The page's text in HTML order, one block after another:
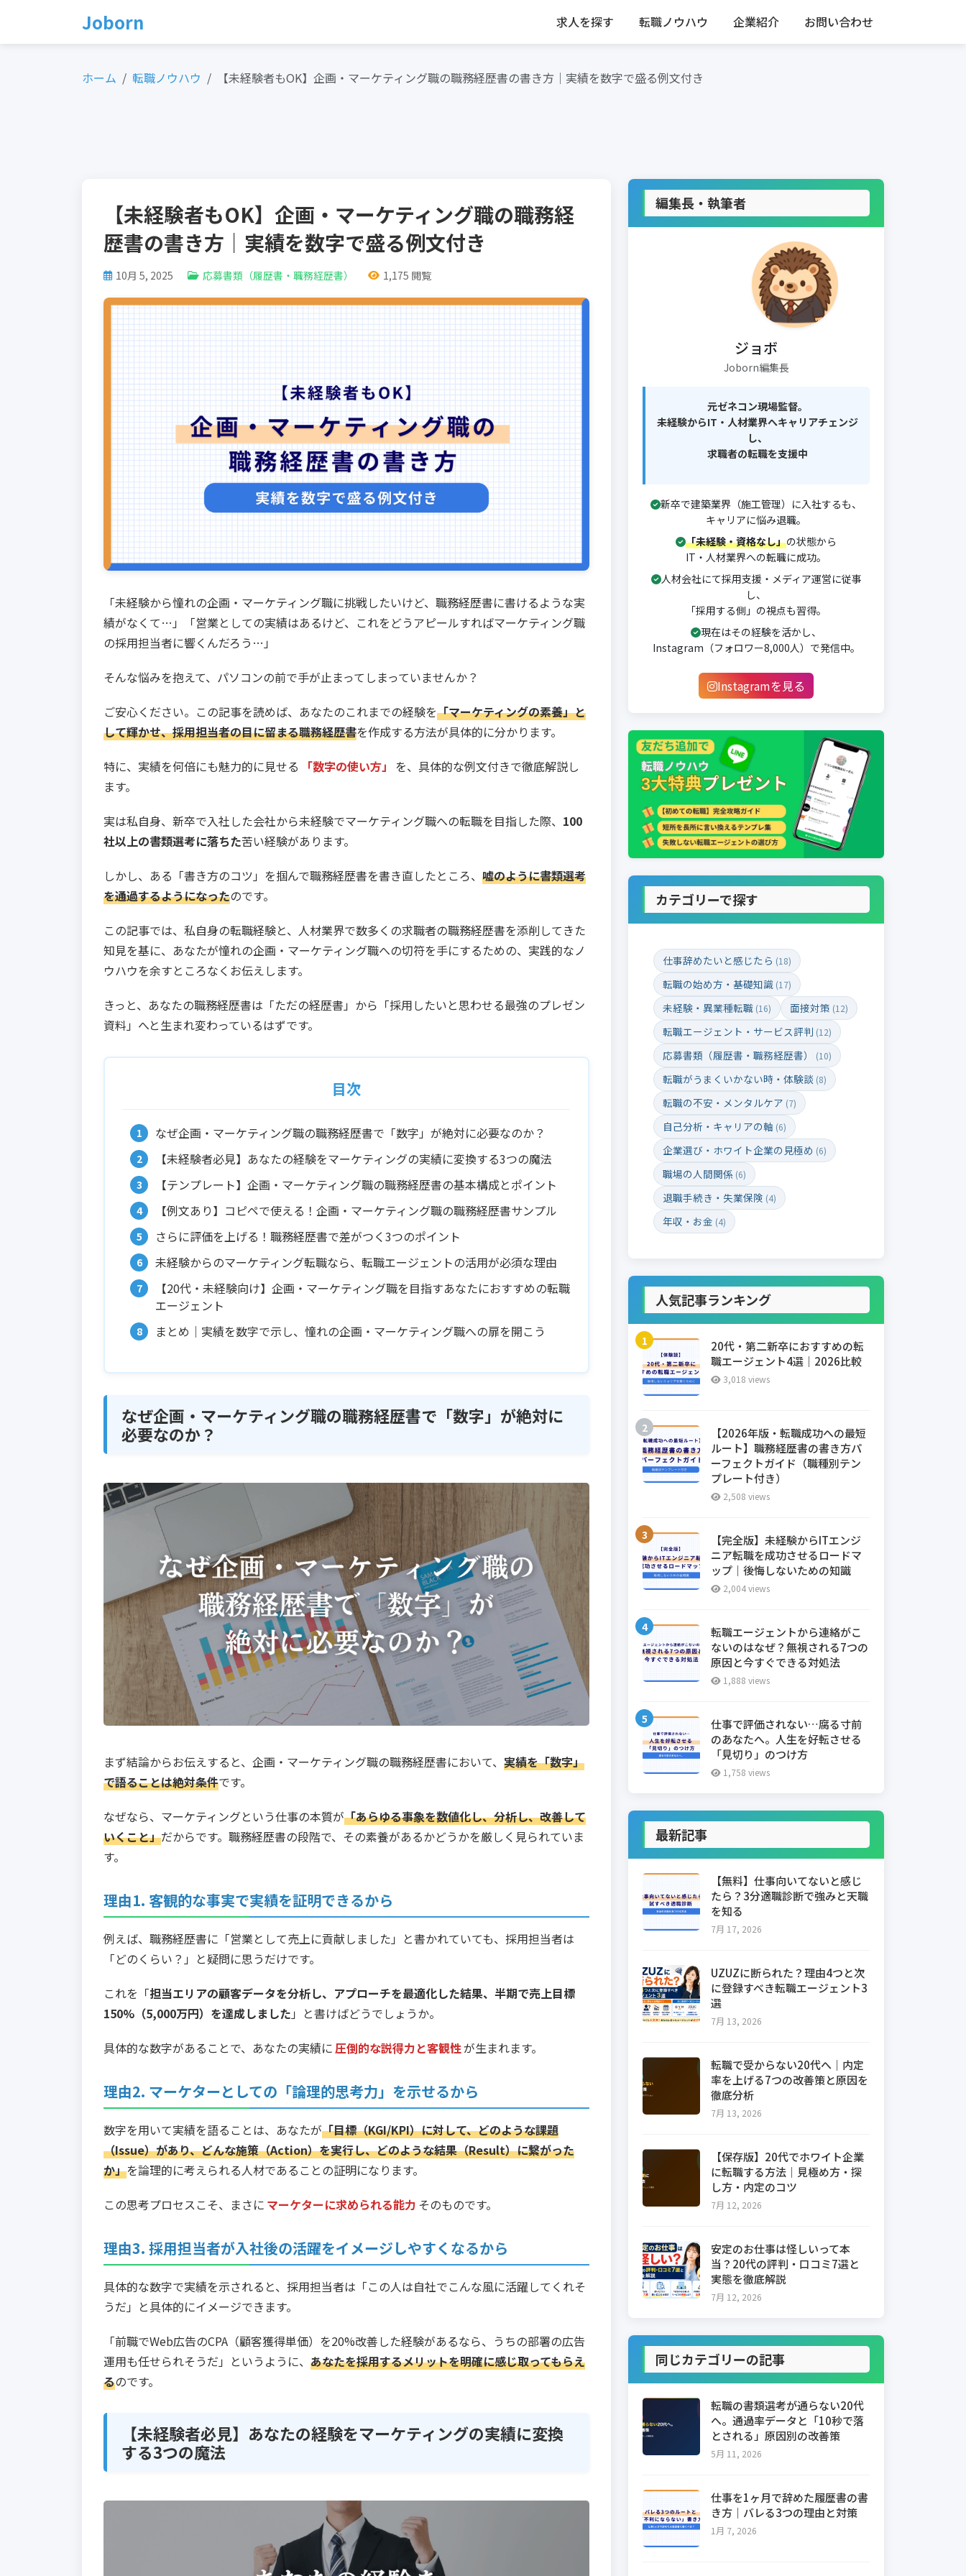
content
Joborn 求人を探す 転職ノウハウ 企業紹介 お問い合わせ
ホーム 転職ノウハウ 【未経験者もOK】企画・マーケティング職の職務経歴書の書き方｜実績を数字で盛る例文付き
【未経験者もOK】企画・マーケティング職の職務経
歴書の書き方｜実績を数字で盛る例文付き
10月 5, 2025 応募書類（履歴書・職務経歴書） 1,175 閲覧
「未経験から憧れの企画・マーケティング職に挑戦したいけど、職務経歴書に書けるような実
績がなくて…」「営業としての実績はあるけど、これをどうアピールすればマーケティング職
の採用担当者に響くんだろう…」
そんな悩みを抱えて、パソコンの前で手が止まってしまっていませんか？
ご安心ください。この記事を読めば、あなたのこれまでの経験を「マーケティングの素養」と
して輝かせ、採用担当者の目に留まる職務経歴書を作成する方法が具体的に分かります。
特に、実績を何倍にも魅力的に見せる
「数字の使い方」 を、具体的な例文付きで徹底解説し
ます。
実は私自身、新卒で入社した会社から未経験でマーケティング職への転職を目指した際、 100
社以上の書類選考に落ちた苦い経験があります。
しかし、ある「書き方のコツ」を掴んで職務経歴書を書き直したところ、 嘘のように書類選考
を通過するようになったのです。
この記事では、私自身の転職経験と、人材業界で数多くの求職者の職務経歴書を添削してきた
知見を基に、あなたが憧れの企画・マーケティング職への切符を手にするための、実践的なノ
ウハウを余すところなくお伝えします。
きっと、あなたの職務経歴書は「ただの経歴書」から「採用したいと思わせる最強のプレゼン
資料」へと生まれ変わっているはずです。
目次
なぜ企画・マーケティング職の職務経歴書で「数字」が絶対に必要なのか？
【未経験者必見】あなたの経験をマーケティングの実績に変換する3つの魔法
【テンプレート】企画・マーケティング職の職務経歴書の基本構成とポイント
【例文あり】コピペで使える！企画・マーケティング職の職務経歴書サンプル
さらに評価を上げる！職務経歴書で差がつく3つのポイント
未経験からのマーケティング転職なら、転職エージェントの活用が必須な理由
【20代・未経験向け】企画・マーケティング職を目指すあなたにおすすめの転職
エージェント
まとめ｜実績を数字で示し、憧れの企画・マーケティング職への扉を開こう
なぜ企画・マーケティング職の職務経歴書で「数字」が絶対に
必要なのか？
まず結論からお伝えすると、企画・マーケティング職の職務経歴書において、 実績を「数字」
で語ることは絶対条件です。
なぜなら、マーケティングという仕事の本質が「あらゆる事象を数値化し、分析し、改善して
いくこと」だからです。職務経歴書の段階で、その素養があるかどうかを厳しく見られていま
す。
理由1. 客観的な事実で実績を証明できるから
例えば、職務経歴書に「営業として売上に貢献しました」と書かれていても、採用担当者は
「どのくらい？」と疑問に思うだけです。
これを「担当エリアの顧客データを分析し、アプローチを最適化した結果、半期で売上目標
150%（5,000万円）を達成しました 」と書けばどうでしょうか。
具体的な数字があることで、あなたの実績に圧倒的な説得力と客観性が生まれます。
理由2. マーケターとしての「論理的思考力」を示せるから
数字を用いて実績を語ることは、あなたが「目標（KGI/KPI）に対して、どのような課題
（Issue）があり、どんな施策（Action）を実行し、どのような結果（Result）に繋がった
か」を論理的に考えられる人材であることの証明になります。
この思考プロセスこそ、まさに マーケターに求められる能力 そのものです。
理由3. 採用担当者が入社後の活躍をイメージしやすくなるから
具体的な数字で実績を示されると、採用担当者は「この人は自社でこんな風に活躍してくれそ
うだ」と具体的にイメージできます。
「前職でWeb広告のCPA（顧客獲得単価）を20%改善した経験があるなら、うちの部署の広告
運用も任せられそうだ」というように、 あなたを採用するメリットを明確に感じ取ってもらえ
るのです。
【未経験者必見】あなたの経験をマーケティングの実績に変換
する3つの魔法
編集長・執筆者
ジョボ
Joborn編集長
元ゼネコン現場監督。
未経験からIT・人材業界へキャリアチェンジ
し、
求職者の転職を支援中
新卒で建築業界（施工管理）に入社するも、
キャリアに悩み退職。
「未経験・資格なし」の状態から
IT・人材業界への転職に成功。
人材会社にて採用支援・メディア運営に従事
し、
「採用する側」の視点も習得。
現在はその経験を活かし、
Instagram（フォロワー8,000人）で発信中。
Instagramを見る
カテゴリーで探す
仕事辞めたいと感じたら (18)
転職の始め方・基礎知識 (17)
未経験・異業種転職 (16) 面接対策 (12)
転職エージェント・サービス評判 (12)
応募書類（履歴書・職務経歴書） (10)
転職がうまくいかない時・体験談 (8)
転職の不安・メンタルケア (7)
自己分析・キャリアの軸 (6)
企業選び・ホワイト企業の見極め (6)
職場の人間関係 (6)
退職手続き・失業保険 (4)
年収・お金 (4)
人気記事ランキング
20代・第二新卒におすすめの転
職エージェント4選｜2026比較
3,018 views
【2026年版・転職成功への最短
ルート】職務経歴書の書き方パ
ーフェクトガイド（職種別テン
プレート付き）
2,508 views
【完全版】未経験からITエンジ
ニア転職を成功させるロードマ
ップ｜後悔しないための知識
2,004 views
転職エージェントから連絡がこ
ないのはなぜ？無視される7つの
原因と今すぐできる対処法
1,888 views
仕事で評価されない…腐る寸前
のあなたへ。人生を好転させる
「見切り」のつけ方
1,758 views
最新記事
【無料】仕事向いてないと感じ
たら？3分適職診断で強みと天職
を知る
7月 17, 2026
UZUZに断られた？理由4つと次
に登録すべき転職エージェント3
選
7月 13, 2026
転職で受からない20代へ｜内定
率を上げる7つの改善策と原因を
徹底分析
7月 13, 2026
【保存版】20代でホワイト企業
に転職する方法｜見極め方・探
し方・内定のコツ
7月 12, 2026
安定のお仕事は怪しいって本
当？20代の評判・口コミ7選と
実態を徹底解説
7月 12, 2026
同じカテゴリーの記事
転職の書類選考が通らない20代
へ。通過率データと「10秒で落
とされる」原因別の改善策
5月 11, 2026
仕事を1ヶ月で辞めた履歴書の書
き方｜バレる3つの理由と対策
1月 7, 2026